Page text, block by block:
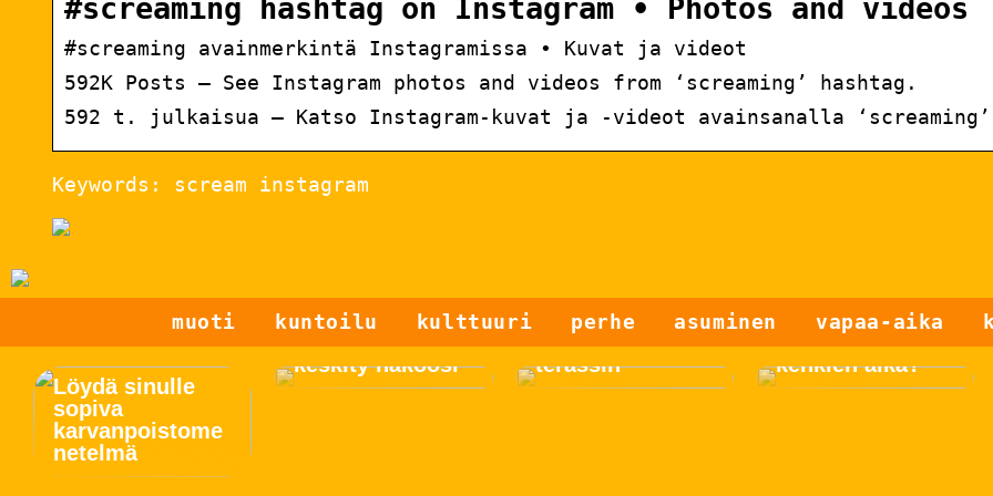
#screaming hashtag on Instagram • Photos and videos
#screaming avainmerkintä Instagramissa • Kuvat ja videot
592K Posts – See Instagram photos and videos from ‘screaming’ hashtag.
592 t. julkaisua – Katso Instagram-kuvat ja -videot avainsanalla ‘screaming’
Keywords: scream instagram
muoti kuntoilu kulttuuri perhe asuminen vapaa-aika
Löydä sinulle
sopiva
karvanpoistome
netelmä
Glasses Odder –
keskity näköosi
Näin saat
kauniin puisen
terassin
Onko uusien
kenkien aika?